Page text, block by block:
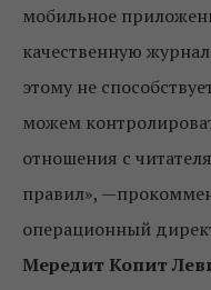
мобильное
качественную
этому не
можем
отношения с
правил»,
операционный
Мередит Копит